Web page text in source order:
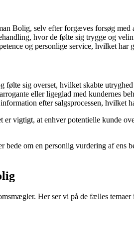
Bolig, selv efter forgæves forsøg med
hvor de følte sig trygge og
og personlige service, hvilket har
følte sig overset, hvilket skabte
eller ligeglad med kundernes
efter salgsprocessen, hvilket
vigtigt, at enhver potentielle kunde
om en personlig vurdering af ens
Her ser vi på de fælles